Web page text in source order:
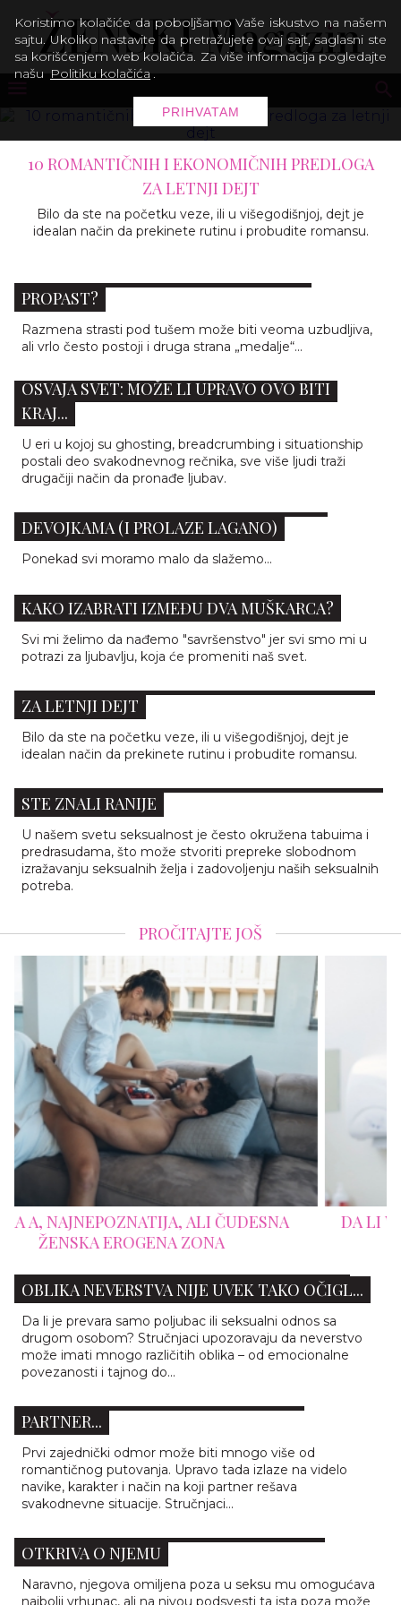
10 ROMANTIČNIH I EKONOMIČNIH PREDLOGA
ZA LETNJI DEJT
Bilo da ste na početku veze, ili u višegodišnjoj, dejt je
idealan način da prekinete rutinu i probudite romansu.
PROPAST?
Razmena strasti pod tušem može biti veoma uzbudljiva,
ali vrlo često postoji i druga strana „medalje“...
OSVAJA SVET: MOŽE LI UPRAVO OVO BITI
KRAJ...
U eri u kojoj su ghosting, breadcrumbing i situationship
postali deo svakodnevnog rečnika, sve više ljudi traži
drugačiji način da pronađe ljubav.
DEVOJKAMA (I PROLAZE LAGANO)
Ponekad svi moramo malo da slažemo...
KAKO IZABRATI IZMEĐU DVA MUŠKARCA?
Svi mi želimo da nađemo "savršenstvo" jer svi smo mi u
potrazi za ljubavlju, koja će promeniti naš svet.
ZA LETNJI DEJT
Bilo da ste na početku veze, ili u višegodišnjoj, dejt je
idealan način da prekinete rutinu i probudite romansu.
STE ZNALI RANIJE
U našem svetu seksualnost je često okružena tabuima i
predrasudama, što može stvoriti prepreke slobodnom
izražavanju seksualnih želja i zadovoljenju naših seksualnih
potreba.
PROČITAJTE JOŠ
DA LI VAM JE SEMENI VOLUMEN
OBLIKA NEVERSTVA NIJE UVEK TAKO OČIGL...
Da li je prevara samo poljubac ili seksualni odnos sa
drugom osobom? Stručnjaci upozoravaju da neverstvo
može imati mnogo različitih oblika – od emocionalne
povezanosti i tajnog do...
PRVI ZAJEDNIČKI ODMOR OTKRIVA SVE: 5
PARTNER...
Prvi zajednički odmor može biti mnogo više od
romantičnog putovanja. Upravo tada izlaze na videlo
navike, karakter i način na koji partner rešava
svakodnevne situacije. Stručnjaci...
OTKRIVA O NJEMU
Naravno, njegova omiljena poza u seksu mu omogućava
najbolji vrhunac, ali na nivou podsvesti ta ista poza može
Koristimo kolačiće da poboljšamo Vaše iskustvo na našem
sajtu. Ukoliko nastavite da pretražujete ovaj sajt, saglasni ste
sa korišćenjem web kolačića. Za više informacija pogledajte
našu Politiku kolačića .
PRIHVATAM